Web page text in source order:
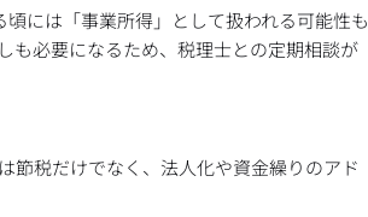
には「事業所得」として扱われる可能性も
も必要になるため、税理士との定期相談が
節税だけでなく、法人化や資金繰りのアド